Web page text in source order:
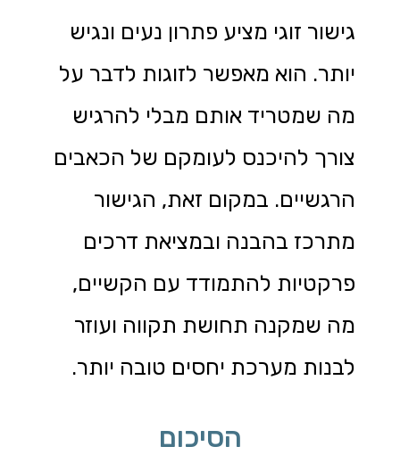
גישור זוגי מציע פתרון נעים ונגיש
יותר. הוא מאפשר לזוגות לדבר על
מה שמטריד אותם מבלי להרגיש
צורך להיכנס לעומקם של הכאבים
הרגשיים. במקום זאת, הגישור
מתרכז בהבנה ובמציאת דרכים
פרקטיות להתמודד עם הקשיים,
מה שמקנה תחושת תקווה ועוזר
לבנות מערכת יחסים טובה יותר.
הסיכום